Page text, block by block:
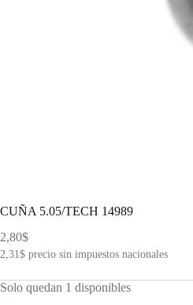
CUÑA 5.05/TECH 14989
2,80$
2,31$ precio sin impuestos nacionales
Solo quedan 1 disponibles